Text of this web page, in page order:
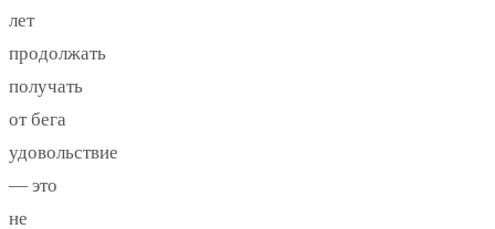
лет
продолжать
получать
от бега
удовольствие
— это
не